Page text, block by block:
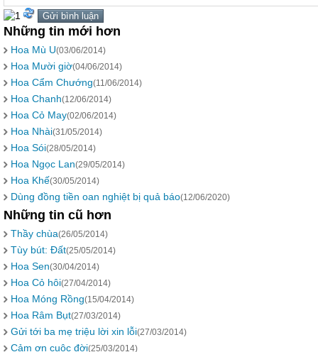
Những tin mới hơn
Hoa Mù U(03/06/2014)
Hoa Mười giờ(04/06/2014)
Hoa Cẩm Chướng(11/06/2014)
Hoa Chanh(12/06/2014)
Hoa Cỏ May(02/06/2014)
Hoa Nhài(31/05/2014)
Hoa Sói(28/05/2014)
Hoa Ngọc Lan(29/05/2014)
Hoa Khế(30/05/2014)
Dùng đồng tiền oan nghiệt bị quả báo(12/06/2020)
Những tin cũ hơn
Thầy chùa(26/05/2014)
Tùy bút: Đất(25/05/2014)
Hoa Sen(30/04/2014)
Hoa Cỏ hôi(27/04/2014)
Hoa Móng Rồng(15/04/2014)
Hoa Râm Bụt(27/03/2014)
Gửi tới ba mẹ triệu lời xin lỗi(27/03/2014)
Cảm ơn cuộc đời(25/03/2014)